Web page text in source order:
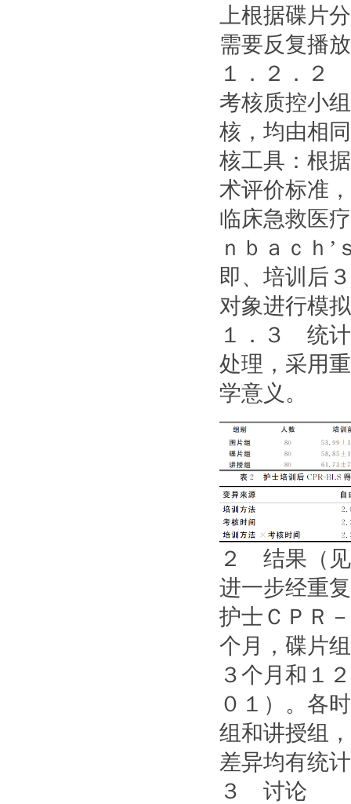
上根据碟片
需要反复播
１．２．２
考核质控小
核，均由相
核工具：根
术评价标准
临床急救医
ｎｂａｃｈ
即、培训后
对象进行模
１．３ 统
处理，采用
学意义。
２ 结果（
进一步经重
护士ＣＰＲ
个月，碟片
３个月和１
０１）。各
组和讲授组
差异均有统
３ 讨论